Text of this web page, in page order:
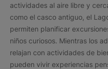
actividades al aire libre y
como el casco antiguo, el
permiten planificar
niños curiosos. Mientras los
relajan con actividades de
pueden vivir experiencias